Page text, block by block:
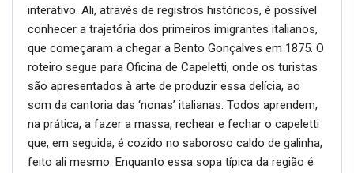
interativo. Ali, através de registros históricos, é possível
conhecer a trajetória dos primeiros imigrantes italianos,
que começaram a chegar a Bento Gonçalves em 1875. O
roteiro segue para Oficina de Capeletti, onde os turistas
são apresentados à arte de produzir essa delícia, ao
som da cantoria das ‘nonas’ italianas. Todos aprendem,
na prática, a fazer a massa, rechear e fechar o capeletti
que, em seguida, é cozido no saboroso caldo de galinha,
feito ali mesmo. Enquanto essa sopa típica da região é